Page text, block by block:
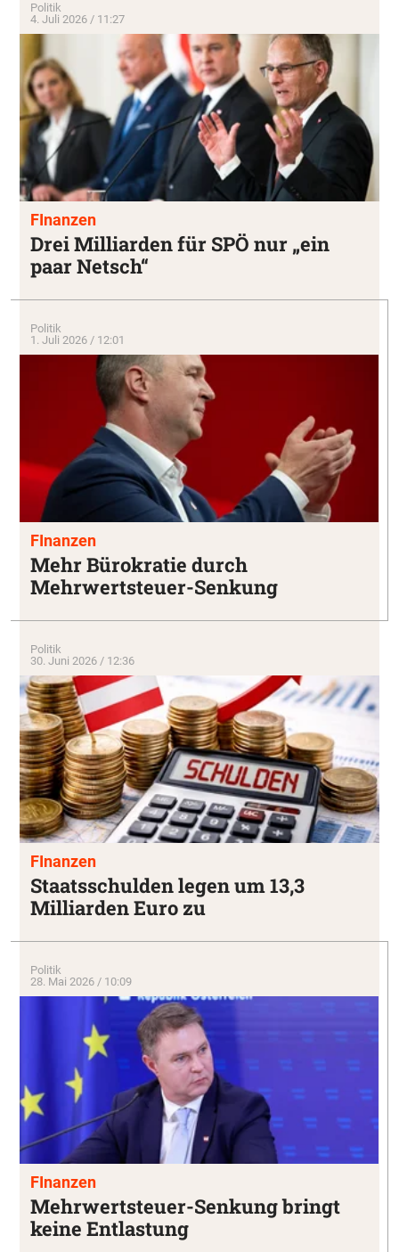
Politik
4. Juli 2026 / 11:27
FInanzen
Drei Milliarden für SPÖ nur „ein
paar Netsch“
Politik
1. Juli 2026 / 12:01
FInanzen
Mehr Bürokratie durch
Mehrwertsteuer-Senkung
Politik
30. Juni 2026 / 12:36
FInanzen
Staatsschulden legen um 13,3
Milliarden Euro zu
Politik
28. Mai 2026 / 10:09
FInanzen
Mehrwertsteuer-Senkung bringt
keine Entlastung